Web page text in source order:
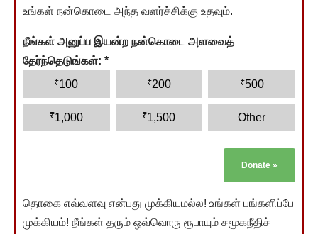
உங்கள் நன்கொடை அந்த வளர்ச்சிக்கு உதவும்.
நீங்கள் அனுப்ப இயன்ற நன்கொடை அளவைத்
தேர்ந்தெடுங்கள்: *
₹100 ₹200 ₹500
₹1,000 ₹1,500 Other
Donate »
தொகை எவ்வளவு என்பது முக்கியமல்ல! உங்கள் பங்களிப்பே
முக்கியம்! நீங்கள் தரும் ஒவ்வொரு ரூபாயும் சமூகநீதிச்